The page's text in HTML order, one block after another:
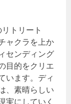
トリート
ャクラを上か
センディング
目的をクリエ
います。ディ
、素晴らしい
実にしていく